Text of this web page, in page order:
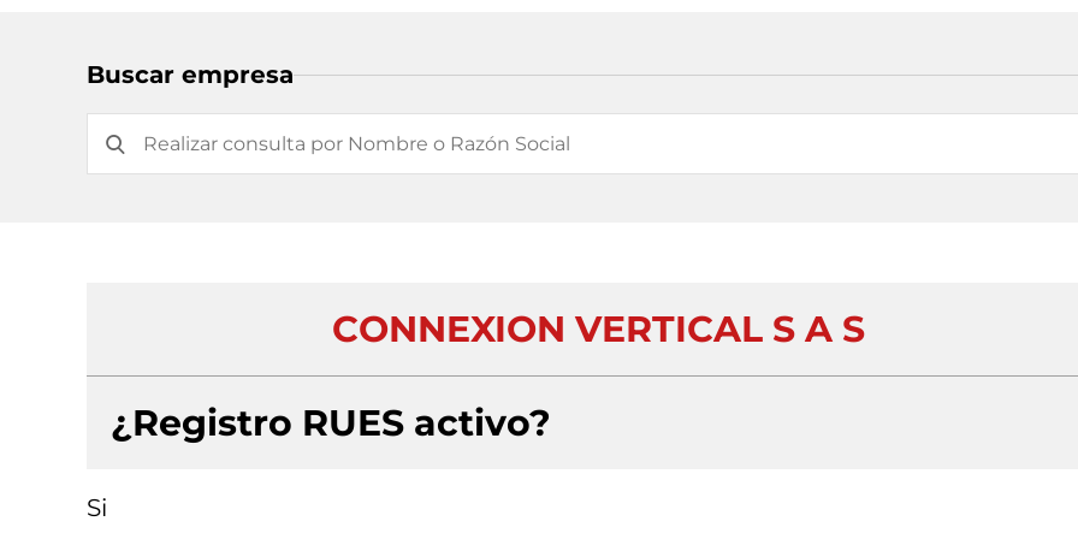
Buscar empresa
CONNEXION VERTICAL S A S
¿Registro RUES activo?
Si